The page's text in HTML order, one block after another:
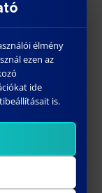
élmény
ezen az
ide
is.